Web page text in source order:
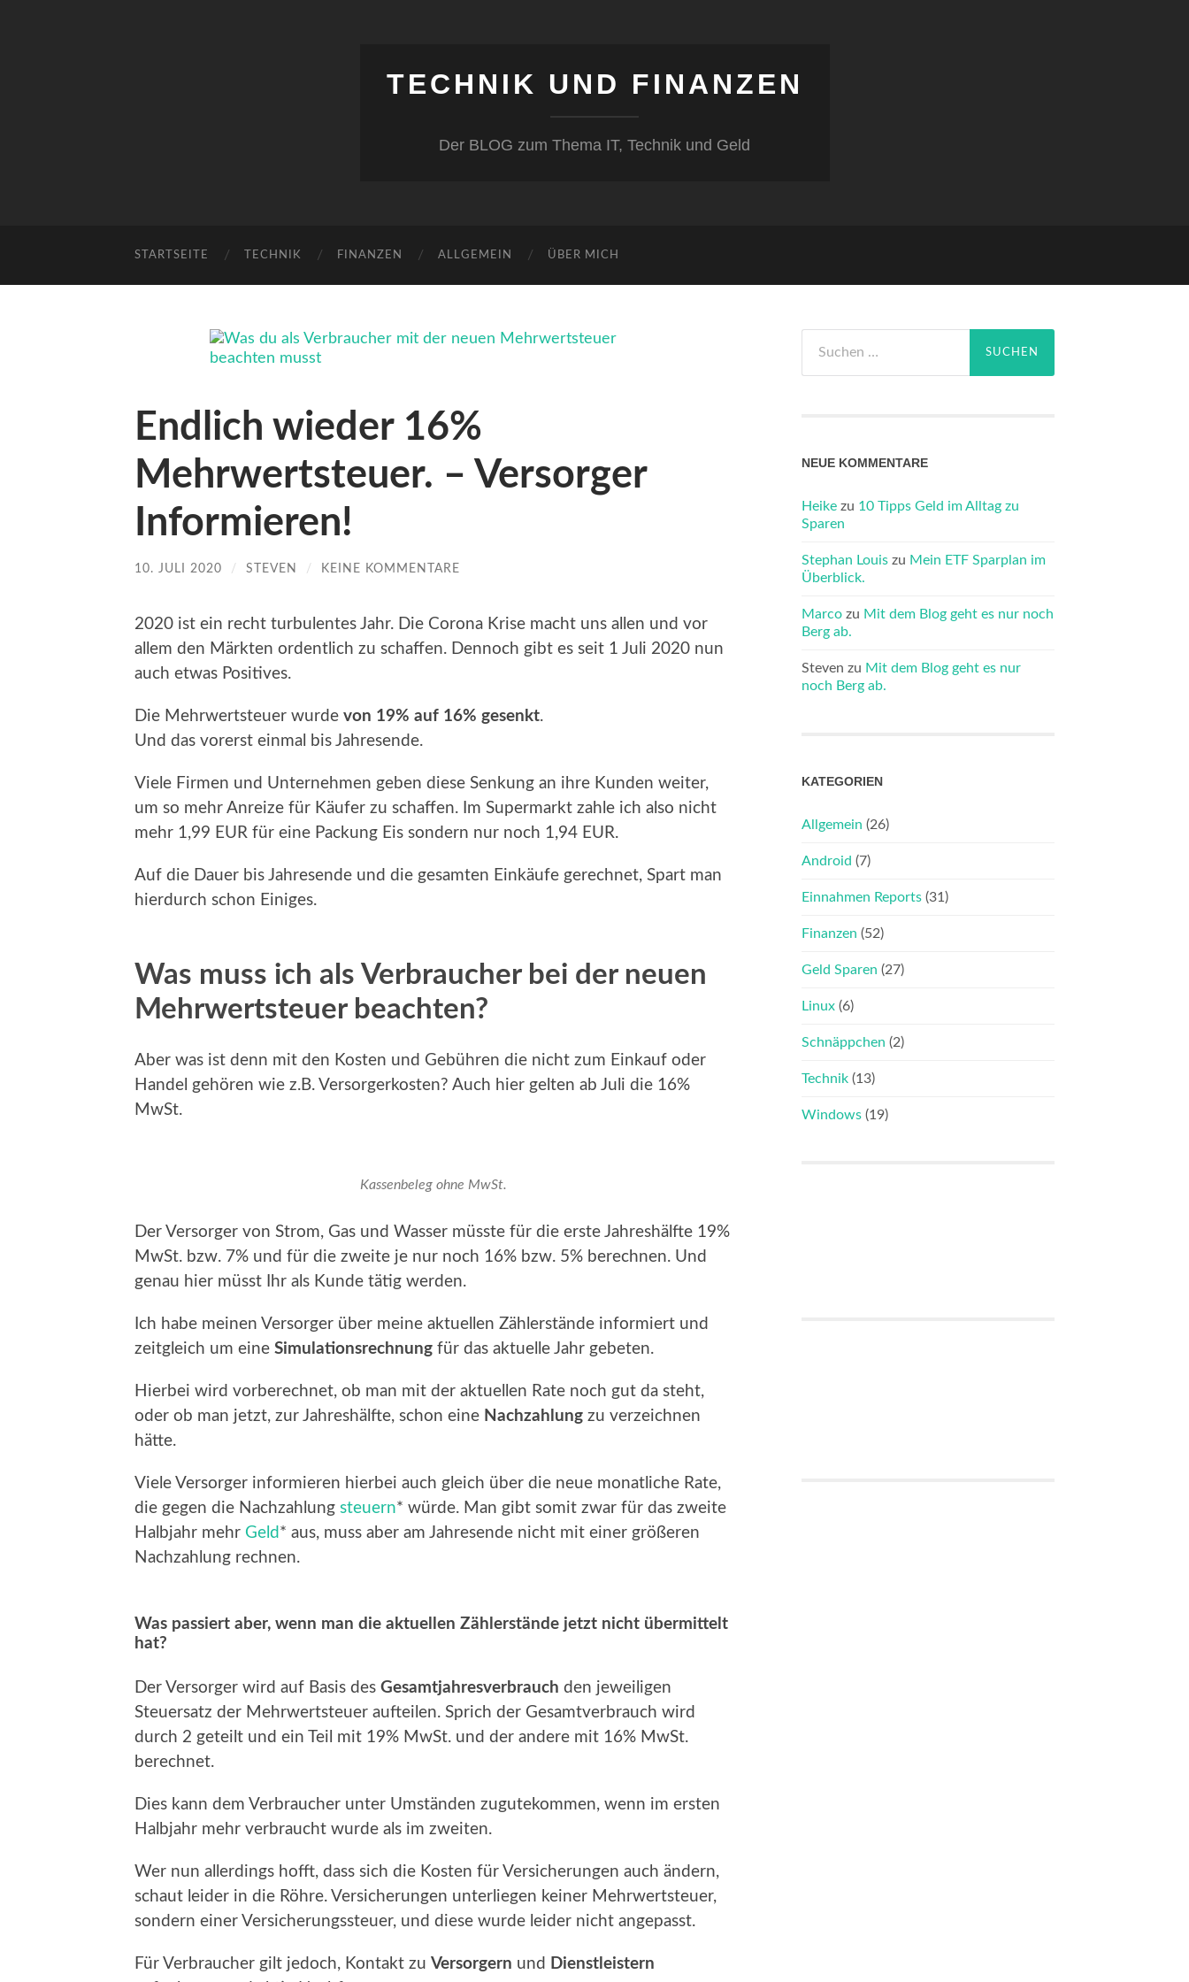
TECHNIK UND FINANZEN
Der BLOG zum Thema IT, Technik und Geld
STARTSEITE TECHNIK FINANZEN ALLGEMEIN ÜBER MICH
Endlich wieder 16%
Mehrwertsteuer. – Versorger
Informieren!
10. JULI 2020 / STEVEN / KEINE KOMMENTARE
2020 ist ein recht turbulentes Jahr. Die Corona Krise macht uns allen und vor
allem den Märkten ordentlich zu schaffen. Dennoch gibt es seit 1 Juli 2020 nun
auch etwas Positives.
Die Mehrwertsteuer wurde von 19% auf 16% gesenkt.
Und das vorerst einmal bis Jahresende.
Viele Firmen und Unternehmen geben diese Senkung an ihre Kunden weiter,
um so mehr Anreize für Käufer zu schaffen. Im Supermarkt zahle ich also nicht
mehr 1,99 EUR für eine Packung Eis sondern nur noch 1,94 EUR.
Auf die Dauer bis Jahresende und die gesamten Einkäufe gerechnet, Spart man
hierdurch schon Einiges.
Was muss ich als Verbraucher bei der neuen
Mehrwertsteuer beachten?
Aber was ist denn mit den Kosten und Gebühren die nicht zum Einkauf oder
Handel gehören wie z.B. Versorgerkosten? Auch hier gelten ab Juli die 16%
MwSt.
Kassenbeleg ohne MwSt.
Der Versorger von Strom, Gas und Wasser müsste für die erste Jahreshälfte 19%
MwSt. bzw. 7% und für die zweite je nur noch 16% bzw. 5% berechnen. Und
genau hier müsst Ihr als Kunde tätig werden.
Ich habe meinen Versorger über meine aktuellen Zählerstände informiert und
zeitgleich um eine Simulationsrechnung für das aktuelle Jahr gebeten.
Hierbei wird vorberechnet, ob man mit der aktuellen Rate noch gut da steht,
oder ob man jetzt, zur Jahreshälfte, schon eine Nachzahlung zu verzeichnen
hätte.
Viele Versorger informieren hierbei auch gleich über die neue monatliche Rate,
die gegen die Nachzahlung steuern* würde. Man gibt somit zwar für das zweite
Halbjahr mehr Geld * aus, muss aber am Jahresende nicht mit einer größeren
Nachzahlung rechnen.
Was passiert aber, wenn man die aktuellen Zählerstände jetzt nicht übermittelt
hat?
Der Versorger wird auf Basis des Gesamtjahresverbrauch den jeweiligen
Steuersatz der Mehrwertsteuer aufteilen. Sprich der Gesamtverbrauch wird
durch 2 geteilt und ein Teil mit 19% MwSt. und der andere mit 16% MwSt.
berechnet.
Dies kann dem Verbraucher unter Umständen zugutekommen, wenn im ersten
Halbjahr mehr verbraucht wurde als im zweiten.
Wer nun allerdings hofft, dass sich die Kosten für Versicherungen auch ändern,
schaut leider in die Röhre. Versicherungen unterliegen keiner Mehrwertsteuer,
sondern einer Versicherungssteuer, und diese wurde leider nicht angepasst.
Für Verbraucher gilt jedoch, Kontakt zu Versorgern und
Dienstleistern
nach:
NEUE KOMMENTARE
Heike zu 10 Tipps Geld im Alltag zu
Sparen
Stephan Louis zu Mein ETF Sparplan im
Überblick.
Marco zu Mit dem Blog geht es nur noch
Berg ab.
Steven zu Mit dem Blog geht es nur
noch Berg ab.
KATEGORIEN
Allgemein (26)
Android (7)
Einnahmen Reports (31)
Finanzen (52)
Geld Sparen (27)
Linux (6)
Schnäppchen (2)
Technik (13)
Windows (19)